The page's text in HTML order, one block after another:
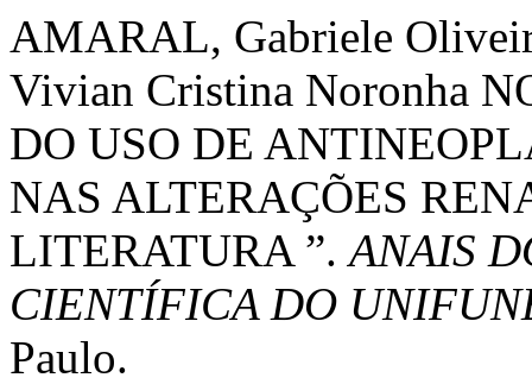
AMARAL, Gabriele
Vivian Cristina Noronha
DO USO DE
NAS ALTERAÇÕES
LITERATURA ”.ANAIS
CIENTÍFICA DO
Paulo.